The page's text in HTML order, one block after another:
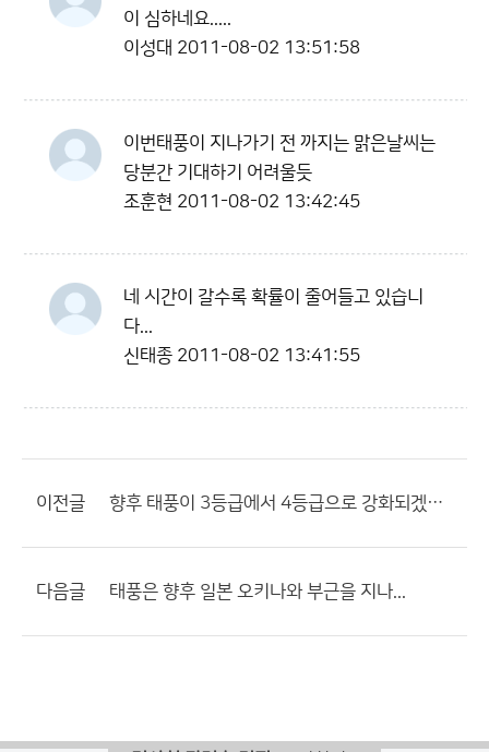
이 심하네요.....
이성대 2011-08-02 13:51:58
이번태풍이 지나가기 전 까지는 맑은날씨는
당분간 기대하기 어려울듯
조훈현 2011-08-02 13:42:45
네 시간이 갈수록 확률이 줄어들고 있습니
다...
신태종 2011-08-02 13:41:55
이전글 향후 태풍이 3등급에서 4등급으로 강화되겠습니다...
다음글 태풍은 향후 일본 오키나와 부근을 지나...